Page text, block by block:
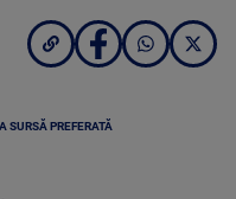
SURSĂ PREFERATĂ